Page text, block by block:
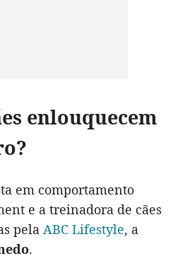
enlouquecem
em comportamento
e a treinadora de cães
pela ABC Lifestyle, a
.